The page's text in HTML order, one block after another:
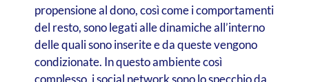
propensione al dono, così come i comportamenti
del resto, sono legati alle dinamiche all’interno
delle quali sono inserite e da queste vengono
condizionate. In questo ambiente così